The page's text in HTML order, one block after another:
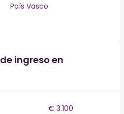
País Vasco
ingreso en
€ 3.100